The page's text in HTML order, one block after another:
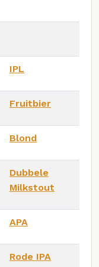
IPL
Fruitbier
Blond
Dubbele
Milkstout
APA
Rode IPA